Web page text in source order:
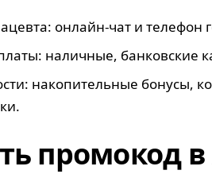
онлайн-чат и
наличные, банковские
накопительные бонусы,
промокод в